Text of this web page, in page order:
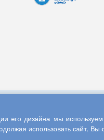
2013-2026 Центр научного
его дизайна мы
использовать сайт, Вы